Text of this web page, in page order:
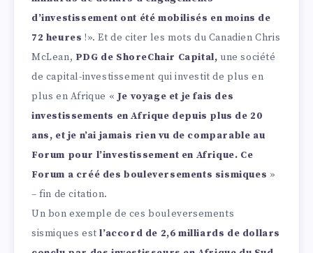
d’investissement ont été mobilisés en moins de
72 heures !». Et de citer les mots du Canadien Chris
McLean, PDG de ShoreChair Capital, une société
de capital-investissement qui investit de plus en
plus en Afrique « Je voyage et je fais des
investissements en Afrique depuis plus de 20
ans, et je n’ai jamais rien vu de comparable au
Forum pour l’investissement en Afrique. Ce
Forum a créé des bouleversements sismiques »
– fin de citation.
Un bon exemple de ces bouleversements
sismiques estl’accord de 2,6 milliards de dollars